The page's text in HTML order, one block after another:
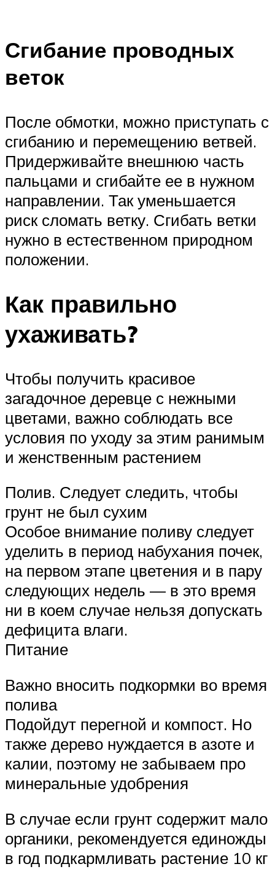
Сгибание проводных
веток
После обмотки, можно приступать с
сгибанию и перемещению ветвей.
Придерживайте внешнюю часть
пальцами и сгибайте ее в нужном
направлении. Так уменьшается
риск сломать ветку. Сгибать ветки
нужно в естественном природном
положении.
Как правильно
ухаживать?
Чтобы получить красивое
загадочное деревце с нежными
цветами, важно соблюдать все
условия по уходу за этим ранимым
и женственным растением
Полив. Следует следить, чтобы
грунт не был сухим
Особое внимание поливу следует
уделить в период набухания почек,
на первом этапе цветения и в пару
следующих недель — в это время
ни в коем случае нельзя допускать
дефицита влаги.
Питание
Важно вносить подкормки во время
полива
Подойдут перегной и компост. Но
также дерево нуждается в азоте и
калии, поэтому не забываем про
минеральные удобрения
В случае если грунт содержит мало
органики, рекомендуется единожды
в год подкармливать растение 10 кг